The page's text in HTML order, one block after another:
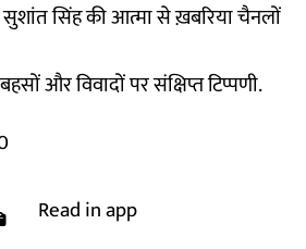
सिंह की आत्मा से ख़बरिया चैनलों
और विवादों पर संक्षिप्त टिप्पणी.
Read in app